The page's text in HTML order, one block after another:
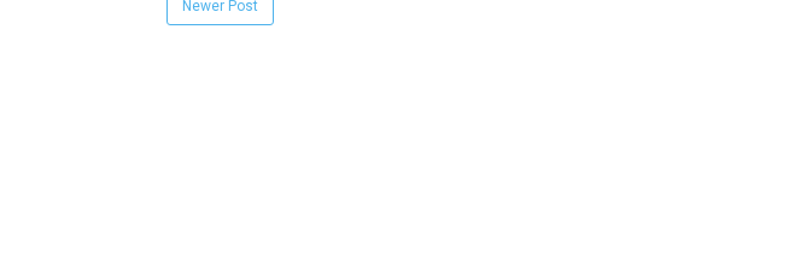
Newer Post